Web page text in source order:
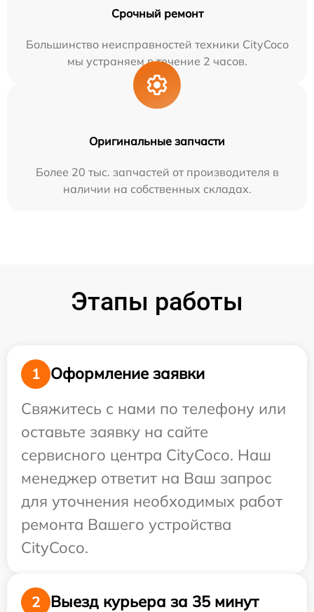
Срочный ремонт
Большинство неисправностей техники CityCoco
мы устраняем в течение 2 часов.
Оригинальные запчасти
Более 20 тыс. запчастей от производителя в
наличии на собственных складах.
Этапы работы
1
Оформление заявки
Свяжитесь с нами по телефону или
оставьте заявку на сайте
сервисного центра CityCoco. Наш
менеджер ответит на Ваш запрос
для уточнения необходимых работ
ремонта Вашего устройства
CityCoco.
2
Выезд курьера за 35 минут